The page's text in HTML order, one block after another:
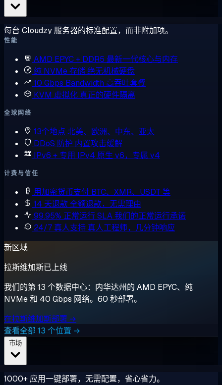
每台 Cloudzy 服务器的标准配置，而非附加项。
性能
AMD EPYC + DDR5 最新一代核心与内存
纯 NVMe 存储绝无机械硬盘
10 Gbps Bandwidth 高吞吐套餐
KVM 虚拟化 真正的硬件隔离
全球网络
13个地点 北美、欧洲、中东、亚太
DDoS 防护 内置攻击缓解
IPv6 + 专用 IPv4 原生 v6，专属 v4
计费与信任
用加密货币支付 BTC、XMR、USDT 等
14 天退款全额退款，无需理由
99.95% 正常运行 SLA我们的正常运行承诺
24/7 真人支持 真人工程师，几分钟响应
新区域
拉斯维加斯已上线
我们的第 13 个数据中心：内华达州的 AMD EPYC、纯
NVMe 和 40 Gbps 网络。60 秒部署。
在拉斯维加斯部署 →
查看全部 13 个位置 →
1000+ 应用一键部署，无需配置，省心省力。